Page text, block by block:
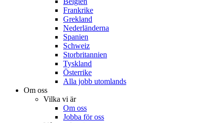
Frankrike
Grekland
Nederländerna
Spanien
Schweiz
Storbritannien
Tyskland
Österrike
Alla jobb utomlands
Om oss
Vilka vi är
Om oss
Jobba för oss